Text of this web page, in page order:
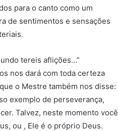
para o canto como um
de sentimentos e sensações
tereis aflições…”
nos dará com toda certeza
o Mestre também nos disse:
exemplo de perseverança,
Talvez, neste momento você
ou , Ele é o próprio Deus.